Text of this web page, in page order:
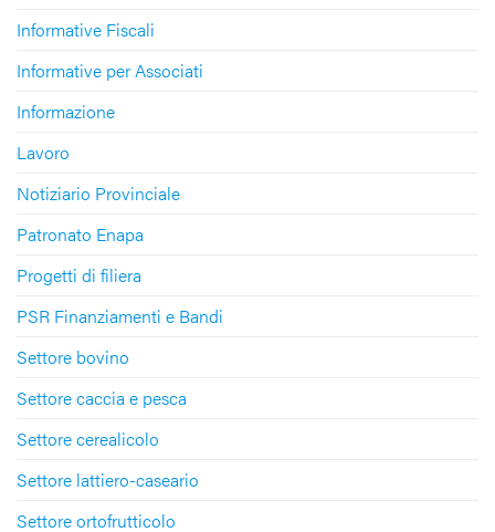
Informative Fiscali
Informative per Associati
Informazione
Lavoro
Notiziario Provinciale
Patronato Enapa
Progetti di filiera
PSR Finanziamenti e Bandi
Settore bovino
Settore caccia e pesca
Settore cerealicolo
Settore lattiero-caseario
Settore ortofrutticolo